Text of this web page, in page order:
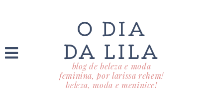
O DIA
DA LILA
blog de beleza e moda
feminina, por larissa rehem!
beleza, moda e meninice!